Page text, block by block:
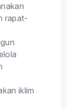
rapat-
iklim